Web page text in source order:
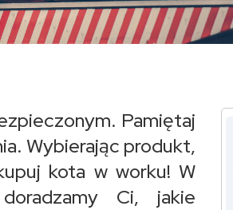
Pamiętaj
Wybierając produkt,
kota w worku! W
Ci, jakie